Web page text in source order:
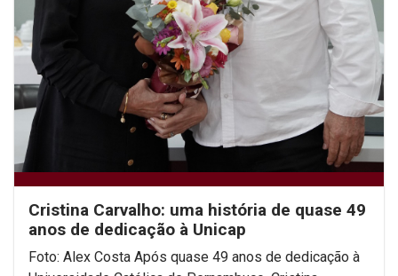
Cristina Carvalho: uma história de quase 49
anos de dedicação à Unicap
Foto: Alex Costa Após quase 49 anos de dedicação à